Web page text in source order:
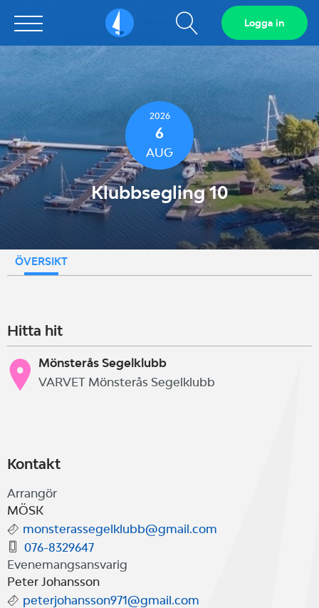
Sailarena Visa
sökfält
Logga in
2026
6
AUG
Klubbsegling 10
ÖVERSIKT
Hitta hit
Mönsterås Segelklubb
VARVET Mönsterås Segelklubb
Kontakt
Arrangör
MÖSK
monsterassegelklubb@gmail.com
076-8329647
Evenemangsansvarig
Peter Johansson
peterjohansson971@gmail.com